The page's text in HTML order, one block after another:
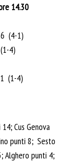
14.30
(4-1)
4)
(1-4)
Cus Genova
punti 8; Sesto
Alghero punti 4;